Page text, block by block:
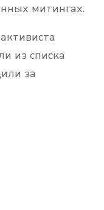
митингах.
из списка
за